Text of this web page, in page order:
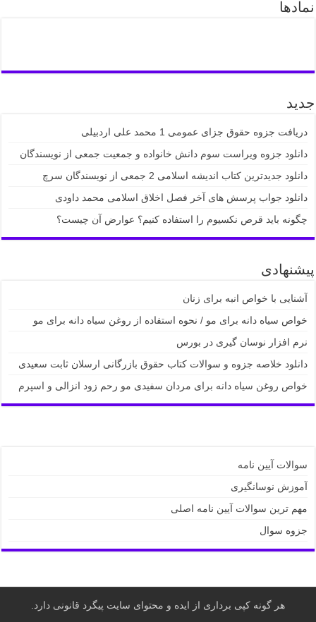
نمادها
جدید
دریافت جزوه حقوق جزای عمومی 1 محمد علی اردبیلی
دانلود جزوه ویراست سوم دانش خانواده و جمعیت جمعی از نویسندگان
دانلود جدیدترین کتاب اندیشه اسلامی 2 جمعی از نویسندگان سرچ
دانلود جواب پرسش های آخر فصل اخلاق اسلامی محمد داودی
چگونه باید قرص نکسیوم را استفاده کنیم؟ عوارض آن چیست؟
پیشنهادی
آشنایی با خواص انبه برای زنان
خواص سیاه دانه برای مو / نحوه استفاده از روغن سیاه دانه برای مو
نرم افزار نوسان گیری در بورس
دانلود خلاصه جزوه و سوالات کتاب حقوق بازرگانی ارسلان ثابت سعیدی
خواص روغن سیاه دانه برای مردان سفیدی مو رحم زود انزالی و اسپرم
سوالات آیین نامه
آموزش نوسانگیری
مهم ترین سوالات آیین نامه اصلی
جزوه سوال
هر گونه کپی برداری از ایده و محتوای سایت پیگرد قانونی دارد.